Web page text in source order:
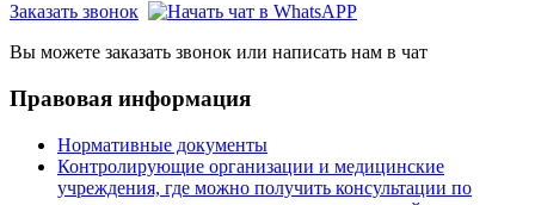
Заказать звонок
Вы можете заказать звонок или написать нам в чат
Правовая информация
Нормативные документы
Контролирующие организации и медицинские
учреждения, где можно получить консультации по